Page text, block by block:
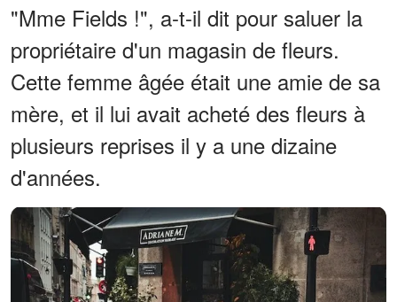
"Mme Fields !", a-t-il dit pour saluer la
propriétaire d'un magasin de fleurs.
Cette femme âgée était une amie de sa
mère, et il lui avait acheté des fleurs à
plusieurs reprises il y a une dizaine
d'années.